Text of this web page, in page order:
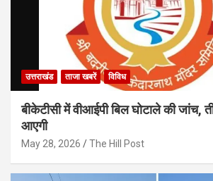
उत्तराखंड ताजा खबरें विविध
बीकेटीसी में वीआईपी बिल घोटाले की जांच,
आएगी
May 28, 2026 The Hill Post